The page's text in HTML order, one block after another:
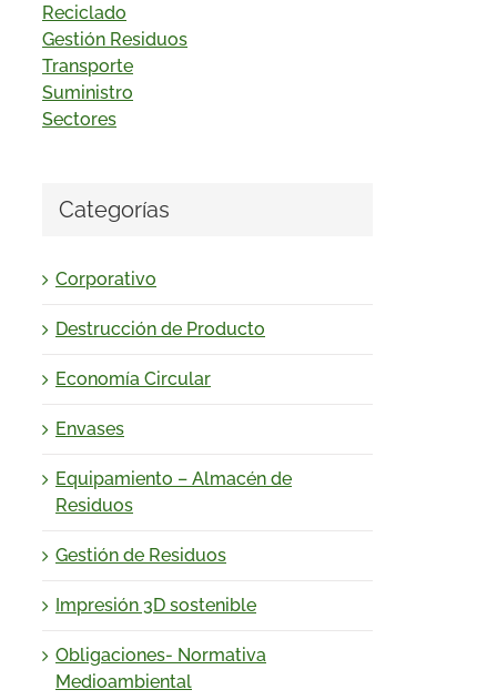
Reciclado
Gestión Residuos
Transporte
Suministro
Sectores
Categorías
Corporativo
Destrucción de Producto
Economía Circular
Envases
Equipamiento – Almacén de
Residuos
Gestión de Residuos
Impresión 3D sostenible
Obligaciones- Normativa
Medioambiental